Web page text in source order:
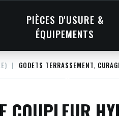
PIÈCES D'USURE &
ÉQUIPEMENTS
GODETS TERRASSEMENT,